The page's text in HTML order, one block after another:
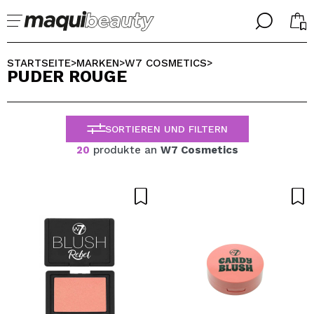
╳
Ich bin bereits #maquilover, ich habe ein Konto
Ich habe hier kein Konto
╳
WÄHLE DEINE SPRACHE
ALEMAN
ESPAÑOL
ENGLISH
FRANCES
STARTSEITE>MARKEN>W7 COSMETICS>
PUDER ROUGE
SORTIEREN UND FILTERN
20 produkte an W7 Cosmetics